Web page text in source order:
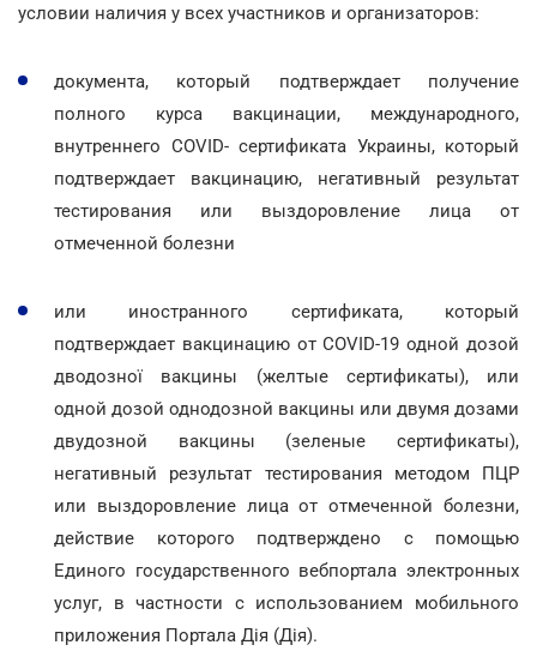
условии наличия у всех участников и организаторов:
документа, который подтверждает получение
полного курса вакцинации, международного,
внутреннего COVID- сертификата Украины, который
подтверждает вакцинацию, негативный результат
тестирования или выздоровление лица от
отмеченной болезни
или иностранного сертификата, который
подтверждает вакцинацию от COVID-19 одной дозой
дводозної вакцины (желтые сертификаты), или
одной дозой однодозной вакцины или двумя дозами
двудозной вакцины (зеленые сертификаты),
негативный результат тестирования методом ПЦР
или выздоровление лица от отмеченной болезни,
действие которого подтверждено с помощью
Единого государственного вебпортала электронных
услуг, в частности с использованием мобильного
приложения Портала Дія (Дія).